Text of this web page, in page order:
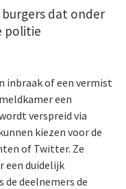
dat onder
politie
inbraak of een vermist
een
verspreid via
kiezen voor de
of Twitter. Ze
een duidelijk
deelnemers de